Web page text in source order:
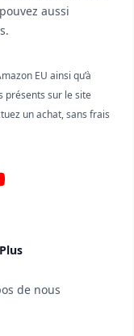
aussi
EU ainsi qu’à
présents sur le site
un achat, sans frais
de nous